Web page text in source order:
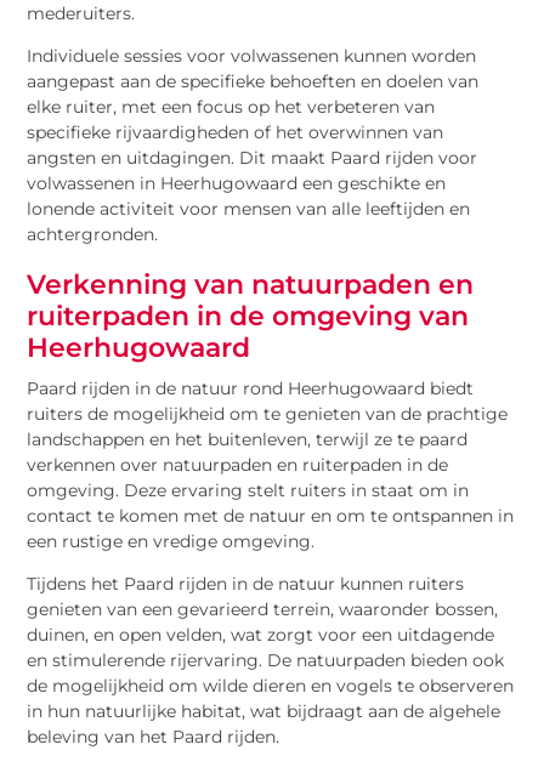
mederuiters.
Individuele sessies voor volwassenen kunnen worden
aangepast aan de specifieke behoeften en doelen van
elke ruiter, met een focus op het verbeteren van
specifieke rijvaardigheden of het overwinnen van
angsten en uitdagingen. Dit maakt Paard rijden voor
volwassenen in Heerhugowaard een geschikte en
lonende activiteit voor mensen van alle leeftijden en
achtergronden.
Verkenning van natuurpaden en
ruiterpaden in de omgeving van
Heerhugowaard
Paard rijden in de natuur rond Heerhugowaard biedt
ruiters de mogelijkheid om te genieten van de prachtige
landschappen en het buitenleven, terwijl ze te paard
verkennen over natuurpaden en ruiterpaden in de
omgeving. Deze ervaring stelt ruiters in staat om in
contact te komen met de natuur en om te ontspannen in
een rustige en vredige omgeving.
Tijdens het Paard rijden in de natuur kunnen ruiters
genieten van een gevarieerd terrein, waaronder bossen,
duinen, en open velden, wat zorgt voor een uitdagende
en stimulerende rijervaring. De natuurpaden bieden ook
de mogelijkheid om wilde dieren en vogels te observeren
in hun natuurlijke habitat, wat bijdraagt aan de algehele
beleving van het Paard rijden.